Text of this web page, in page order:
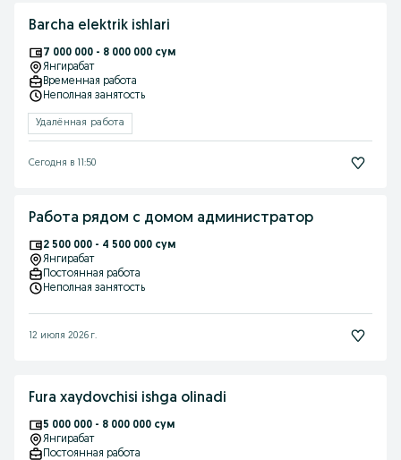
Barcha elektrik ishlari
7 000 000 - 8 000 000 сум
Янгирабат
Временная работа
Неполная занятость
Удалённая работа
Сегодня в 11:50
Работа рядом с домом администратор
2 500 000 - 4 500 000 сум
Янгирабат
Постоянная работа
Неполная занятость
12 июля 2026 г.
Fura xaydovchisi ishga olinadi
5 000 000 - 8 000 000 сум
Янгирабат
Постоянная работа